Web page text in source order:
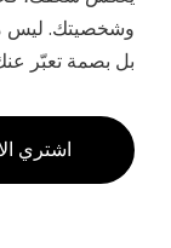
وشخصيتك. ليس
بل بصمة تعبّر
اشتري